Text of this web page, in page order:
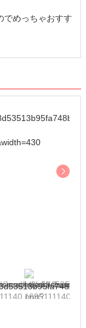
でめっちゃおすす